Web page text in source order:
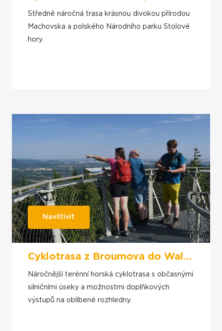
Středně náročná trasa krásnou divokou přírodou
Machovska a polského Národního parku Stolové
hory.
Navštívit
Cyklotrasa z Broumova do Walbrzychu přes Ruprechtický Špičák
Náročnější terénní horská cyklotrasa s občasnými
silničními úseky a možnostmi doplňkových
výstupů na oblíbené rozhledny.